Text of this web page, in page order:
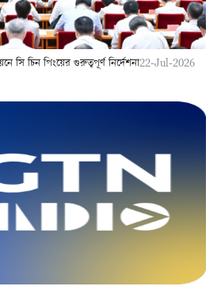
সি চিন পিংয়ের গুরুত্বপূর্ণ নির্দেশনা22-Jul-2026